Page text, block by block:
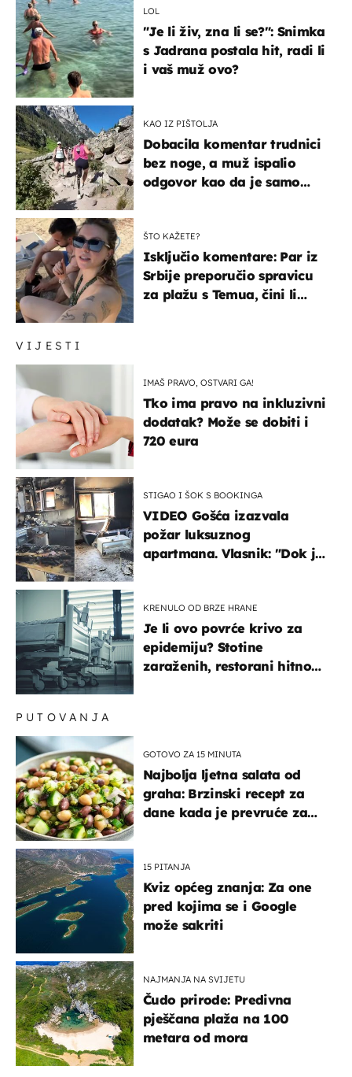
VIJESTI
IMAŠ PRAVO, OSTVARI GA!
Tko ima pravo na inkluzivni
dodatak? Može se dobiti i
720 eura
STIGAO I ŠOK S BOOKINGA
VIDEO Gošća izazvala
požar luksuznog
apartmana. Vlasnik: "Dok je
KRENULO OD BRZE HRANE
Je li ovo povrće krivo za
epidemiju? Stotine
zaraženih, restorani hitno
LOL
"Je li živ, zna li se?": Snimka
s Jadrana postala hit, radi li
i vaš muž ovo?
KAO IZ PIŠTOLJA
Dobacila komentar trudnici
bez noge, a muž ispalio
odgovor kao da je samo
ŠTO KAŽETE?
Isključio komentare: Par iz
Srbije preporučio spravicu
za plažu s Temua, čini li
PUTOVANJA
GOTOVO ZA 15 MINUTA
Najbolja ljetna salata od
graha: Brzinski recept za
dane kada je prevruće za
15 PITANJA
Kviz općeg znanja: Za one
pred kojima se i Google
može sakriti
NAJMANJA NA SVIJETU
Čudo prirode: Predivna
pješčana plaža na 100
metara od mora